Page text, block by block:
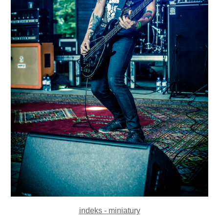
indeks - miniatury